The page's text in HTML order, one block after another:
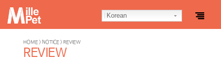
Korean
HOME > NOTICE > REVIEW
REVIEW